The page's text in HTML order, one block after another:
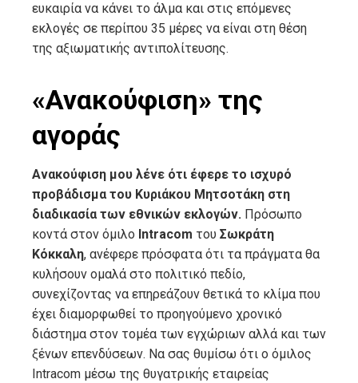
ευκαιρία να κάνει το άλμα και στις επόμενες
εκλογές σε περίπου 35 μέρες να είναι στη θέση
της αξιωματικής αντιπολίτευσης.
«Ανακούφιση» της
αγοράς
Ανακούφιση μου λένε ότι έφερε το ισχυρό
προβάδισμα του Κυριάκου Μητσοτάκη στη
διαδικασία των εθνικών εκλογών. Πρόσωπο
κοντά στον όμιλο Intracom του Σωκράτη
Κόκκαλη, ανέφερε πρόσφατα ότι τα πράγματα θα
κυλήσουν ομαλά στο πολιτικό πεδίο,
συνεχίζοντας να επηρεάζουν θετικά το κλίμα που
έχει διαμορφωθεί το προηγούμενο χρονικό
διάστημα στον τομέα των εγχώριων αλλά και των
ξένων επενδύσεων. Να σας θυμίσω ότι ο όμιλος
Intracom μέσω της θυγατρικής εταιρείας